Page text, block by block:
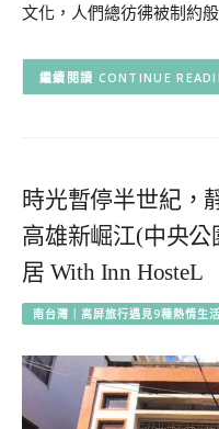
文化，人們總彷彿被制約
CONTINUE
時光暫停半世紀，
高雄新崛江(中央
居 With Inn HosteL
南台灣｜高屏旅行遇見9種熱情生